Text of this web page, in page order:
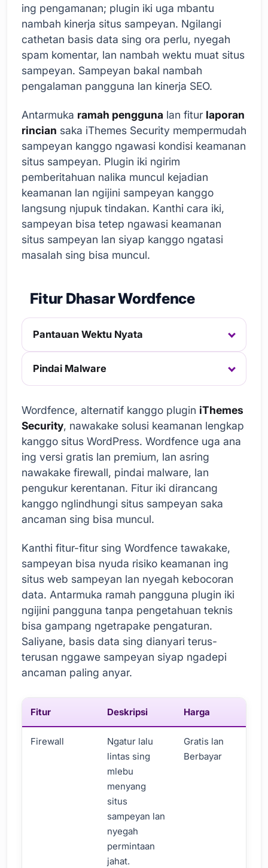
ing pengamanan; plugin iki uga mbantu
nambah kinerja situs sampeyan. Ngilangi
cathetan basis data sing ora perlu, nyegah
spam komentar, lan nambah wektu muat situs
sampeyan. Sampeyan bakal nambah
pengalaman pangguna lan kinerja SEO.
Antarmuka ramah pengguna lan fitur laporan
rincian saka iThemes Security mempermudah
sampeyan kanggo ngawasi kondisi keamanan
situs sampeyan. Plugin iki ngirim
pemberitahuan nalika muncul kejadian
keamanan lan ngijini sampeyan kanggo
langsung njupuk tindakan. Kanthi cara iki,
sampeyan bisa tetep ngawasi keamanan
situs sampeyan lan siyap kanggo ngatasi
masalah sing bisa muncul.
Fitur Dhasar Wordfence
Pantauan Wektu Nyata
Pindai Malware
Wordfence, alternatif kanggo plugin iThemes
Security, nawakake solusi keamanan lengkap
kanggo situs WordPress. Wordfence uga ana
ing versi gratis lan premium, lan asring
nawakake firewall, pindai malware, lan
pengukur kerentanan. Fitur iki dirancang
kanggo nglindhungi situs sampeyan saka
ancaman sing bisa muncul.
Kanthi fitur-fitur sing Wordfence tawakake,
sampeyan bisa nyuda risiko keamanan ing
situs web sampeyan lan nyegah kebocoran
data. Antarmuka ramah pangguna plugin iki
ngijini pangguna tanpa pengetahuan teknis
bisa gampang ngetrapake pengaturan.
Saliyane, basis data sing dianyari terus-
terusan nggawe sampeyan siyap ngadepi
ancaman paling anyar.
Fitur Deskripsi Harga
Firewall
Ngatur lalu
lintas sing
mlebu
menyang
situs
sampeyan lan
nyegah
permintaan
jahat.
Gratis lan
Berbayar